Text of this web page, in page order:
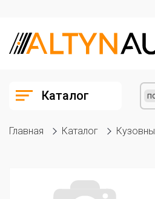
Каталог
Главная Каталог